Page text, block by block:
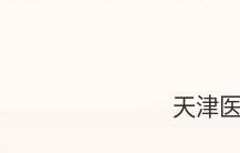
天津